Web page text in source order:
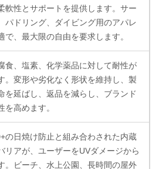
軟性とサポートを提供します。サー
パドリング、ダイビング用のアパレ
で、最大限の自由を要求します。
食、塩素、化学薬品に対して耐性が
。変形や劣化なく形状を維持し、製
を延ばし、返品を減らし、ブランド
を高めます。
の日焼け防止と組み合わされた内蔵
リアが、ユーザーをUVダメージから
。ビーチ、水上公園、長時間の屋外